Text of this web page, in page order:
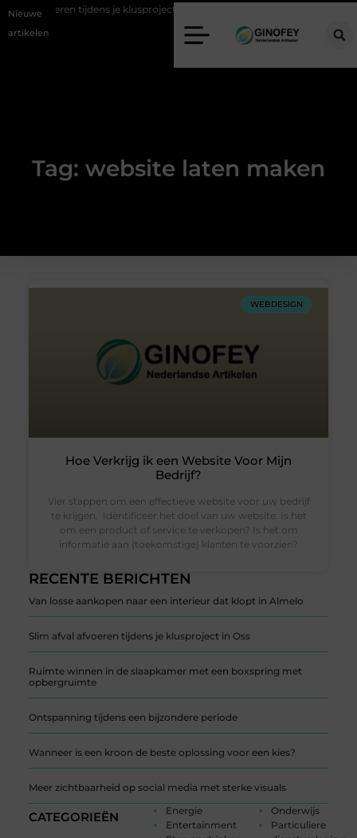
Nieuwe
artikelen
afvoeren tijdens je klusproject in Oss
Tag: website laten maken
RECENTE BERICHTEN
Van losse aankopen naar een interieur dat klopt in Almelo
Slim afval afvoeren tijdens je klusproject in Oss
Ruimte winnen in de slaapkamer met een boxspring met
opbergruimte
Ontspanning tijdens een bijzondere periode
Wanneer is een kroon de beste oplossing voor een kies?
Meer zichtbaarheid op social media met sterke visuals
CATEGORIEËN
Energie
Entertainment
Onderwijs
Particuliere
WEBDESIGN
Hoe Verkrijg ik een Website Voor Mijn
Bedrijf?
Vier stappen om een effectieve website voor uw bedrijf
te krijgen. Identificeer het doel van uw website. Is het
om een product of service te verkopen? Is het om
informatie aan (toekomstige) klanten te voorzien?